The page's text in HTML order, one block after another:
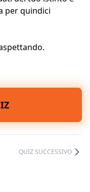
per quindici
QUIZ SUCCESSIVO